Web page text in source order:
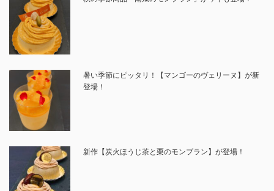
暑い季節にピッタリ！【マンゴーのヴェリーヌ】が新
登場！
新作【炭火ほうじ茶と栗のモンブラン】が登場！